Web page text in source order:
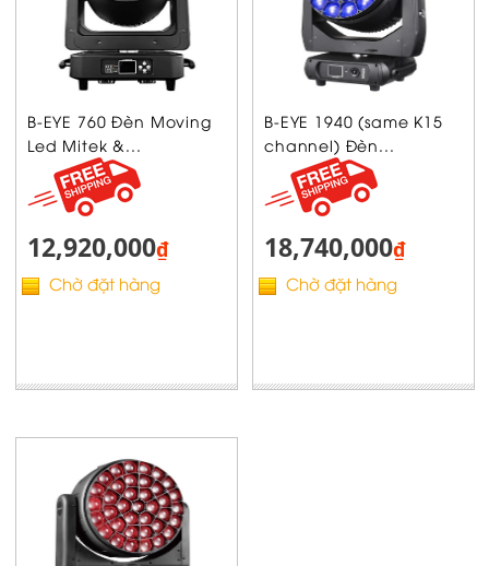
B-EYE 760 Đèn Moving
Led Mitek &...
12,920,000₫
Chờ đặt hàng
B-EYE 1940 (same K15
channel) Đèn...
18,740,000₫
Chờ đặt hàng